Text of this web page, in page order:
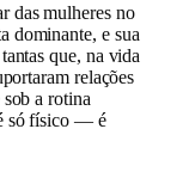
das mulheres no
dominante, e sua
que, na vida
relações
a rotina
só físico — é